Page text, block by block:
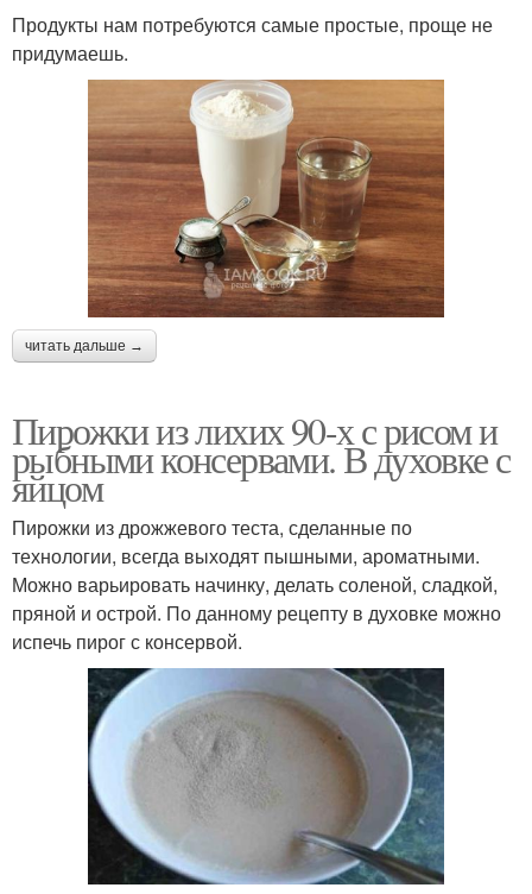
Продукты нам потребуются самые простые, проще не
придумаешь.
читать дальше →
Пирожки из лихих 90-х с рисом и
рыбными консервами. В духовке с
яйцом
Пирожки из дрожжевого теста, сделанные по
технологии, всегда выходят пышными, ароматными.
Можно варьировать начинку, делать соленой, сладкой,
пряной и острой. По данному рецепту в духовке можно
испечь пирог с консервой.